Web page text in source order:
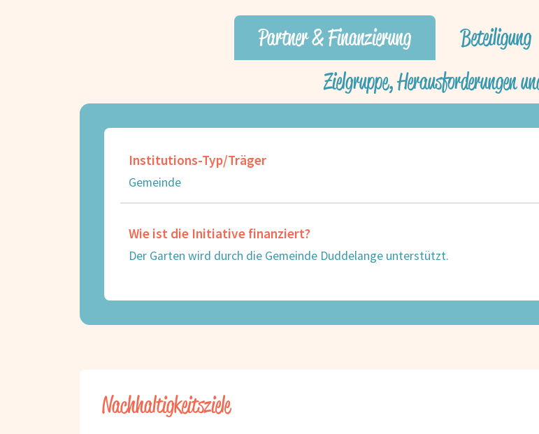
Partner & Finanzierung Beteiligung
Zielgruppe, Herausforderungen
Institutions-Typ/Träger
Gemeinde
Wie ist die Initiative finanziert?
Der Garten wird durch die Gemeinde Duddelange unterstützt.
Nachhaltigkeitsziele